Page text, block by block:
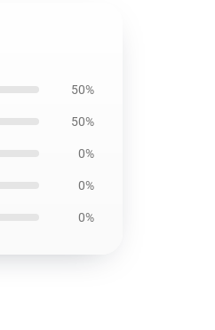
50%
50%
0%
0%
0%